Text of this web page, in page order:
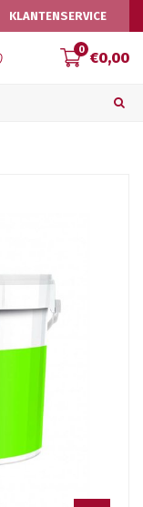
KLANTENSERVICE
0 €0,00